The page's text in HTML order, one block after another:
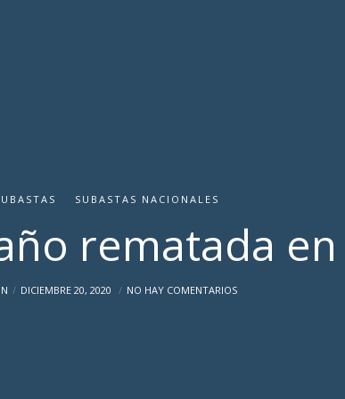
SUBASTAS NACIONALES
rematada
DICIEMBRE 20, 2020 NO HAY COMENTARIOS